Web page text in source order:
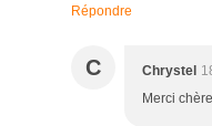
Répondre
C Chrystel
Merci